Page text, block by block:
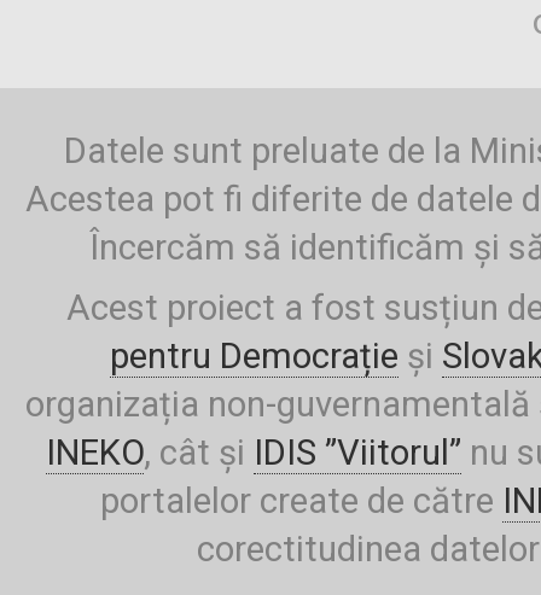
Datele sunt preluate de la
Acestea pot fi diferite de datele
Încercăm să identificăm și
Acest proiect a fost susțiun
pentru Democrație și
organizația non-
INEKO, cât și IDIS ”Viitorul” nu
portalelor create de către
corectitudinea